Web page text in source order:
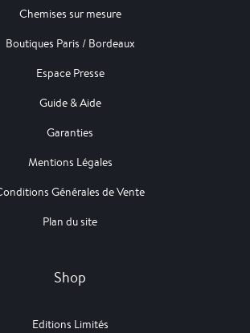
Chemises sur mesure
Boutiques Paris / Bordeaux
Espace Presse
Guide & Aide
Garanties
Mentions Légales
Générales de Vente
Plan du site
Shop
Editions Limités